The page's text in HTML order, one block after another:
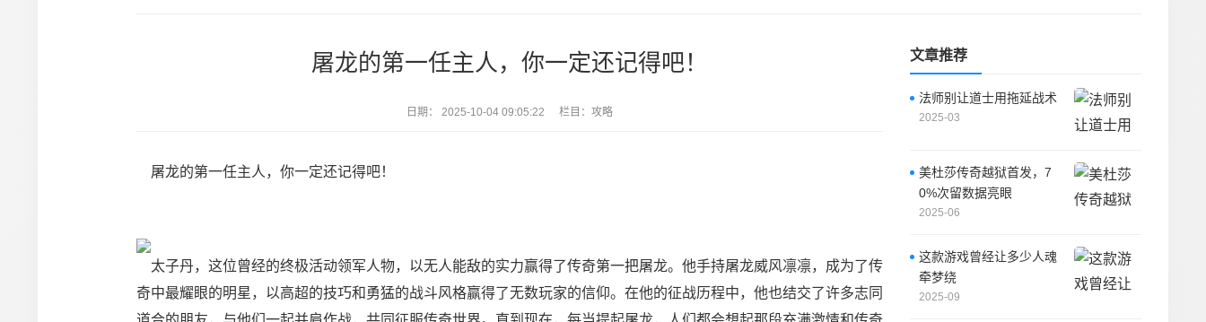
屠龙的第一任主人，你一定还记得吧！
日期：2025-10-04 09:05:22 栏目：攻略
屠龙的第一任主人，你一定还记得吧！
太子丹，这位曾经的终极活动领军人物，以无人能敌的实力赢得了传奇第一把屠龙。他手持屠龙威风凛凛，成为了传
奇中最耀眼的明星，以高超的技巧和勇猛的战斗风格赢得了无数玩家的信仰。在他的征战历程中，他也结交了许多志同
文章推荐
法师别让道士用拖延战术
2025-03
美杜莎传奇越狱首发，7
0%次留数据亮眼
2025-06
这款游戏曾经让多少人魂
牵梦绕
2025-09